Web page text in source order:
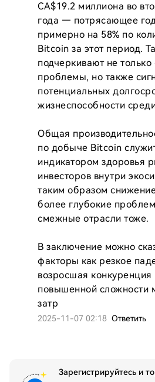
CA$19.2 миллиона во
года — потрясающее
примерно на 58% по
Bitcoin за этот период.
подчеркивают не
проблемы, но также
потенциальных
жизнеспособности
Общая
по добыче Bitcoin
индикатором здоровья
инвесторов внутри
таким образом
более глубокие
смежные отрасли тоже.
В заключение можно
факторы как резкое
возросшая
повышенной сложности
затр
2025-11-07 02:18 Ответить
Зарегистрируйтесь и